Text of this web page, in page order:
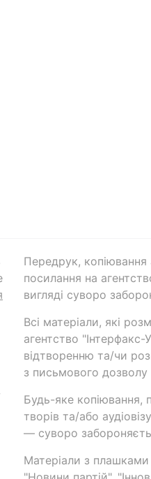
Передрук, копіювання
посилання на
вигляді суворо
Всі матеріали, які
агентство
відтворенню та/чи
з письмового дозволу
Будь-яке копіювання,
творів та/або
— суворо
Матеріали з